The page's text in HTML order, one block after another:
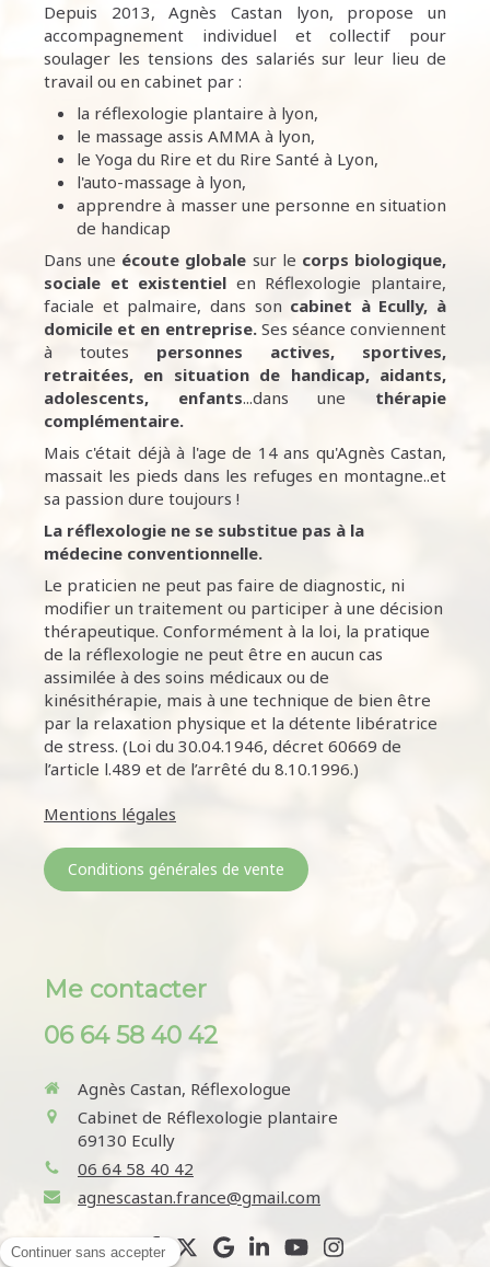
Depuis 2013, Agnès Castan lyon, propose un
accompagnement individuel et collectif pour
soulager les tensions des salariés sur leur lieu de
travail ou en cabinet par :
la réflexologie plantaire à lyon,
le massage assis AMMA à lyon,
le Yoga du Rire et du Rire Santé à Lyon,
l'auto-massage à lyon,
apprendre à masser une personne en situation
de handicap
Dans une écoute globale sur le corps biologique,
sociale et existentiel en Réflexologie plantaire,
faciale et palmaire, dans son cabinet à Ecully, à
domicile et en entreprise.Ses séance conviennent
à toutes personnes
actives, sportives,
retraitées, en situation de handicap, aidants,
adolescents, enfants...dans une thérapie
complémentaire.
Mais c'était déjà à l'age de 14 ans qu'Agnès Castan,
massait les pieds dans les refuges en montagne..et
sa passion dure toujours !
La réflexologie ne se substitue pas à la
médecine conventionnelle.
Le praticien ne peut pas faire de diagnostic, ni
modifier un traitement ou participer à une décision
thérapeutique. Conformément à la loi, la pratique
de la réflexologie ne peut être en aucun cas
assimilée à des soins médicaux ou de
kinésithérapie, mais à une technique de bien être
par la relaxation physique et la détente libératrice
de stress. (Loi du 30.04.1946, décret 60669 de
l’article l.489 et de l’arrêté du 8.10.1996.)
Mentions légales
Conditions générales de vente
Me contacter
06 64 58 40 42
Agnès Castan, Réflexologue
Cabinet de Réflexologie plantaire
69130 Ecully
06 64 58 40 42
agnescastan.france@gmail.com